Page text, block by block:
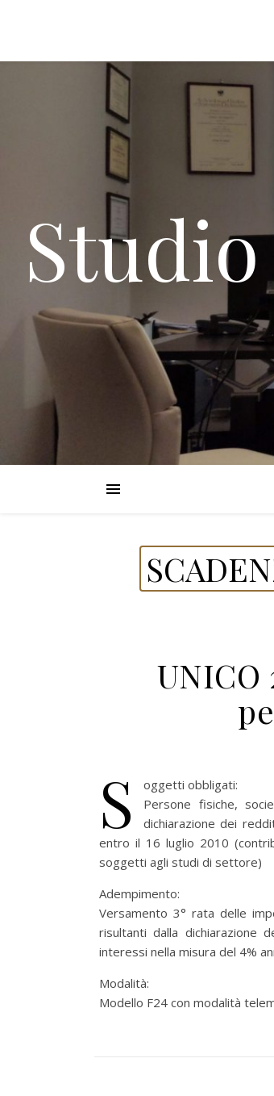
UNICO
S
oggetti obbligati:
Persone fisiche,
dichiarazione dei
entro il 16 luglio 2010
soggetti agli studi di settore)
Adempimento:
Versamento 3° rata delle
risultanti dalla dichiarazione
interessi nella misura del 4%
Modalità:
Modello F24 con modalità